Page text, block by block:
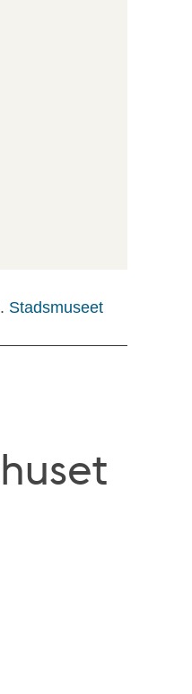
Stadsmuseet